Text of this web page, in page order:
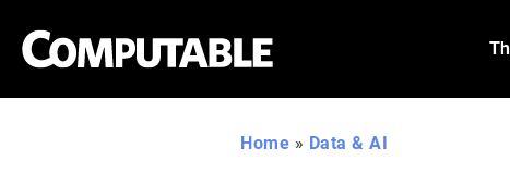
Home » Data & AI